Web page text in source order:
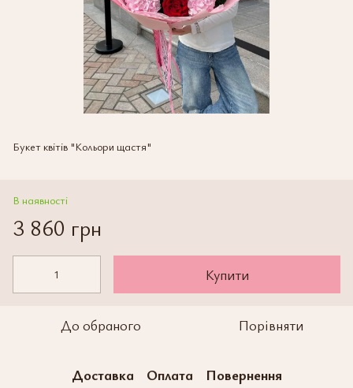
Букет квітів "Кольори щастя"
В наявності
3 860 грн
Купити
До обраного Порівняти
Доставка Оплата Повернення